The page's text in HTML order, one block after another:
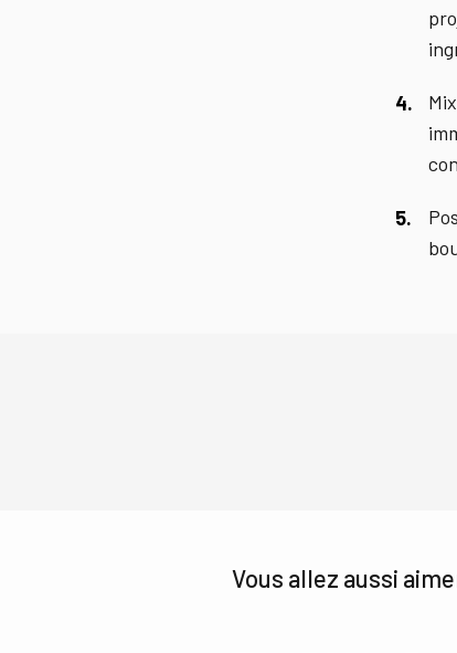
Vous allez aussi